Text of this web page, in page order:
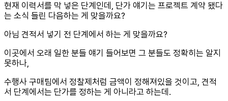
현재 이력서를 막 넣은 단계인데, 단가 얘기는 프로젝트 계약 됐다
는 소식 들린 다음하는 게 맞을까요?
아님 견적서 넣기 전 단계에서 하는 게 맞을까요?
이곳에서 오래 일한 분들 얘기 들어보면 그 분들도 정확히는 알지
못하나,
수행사 구매팀에서 정찰제처럼 금액이 정해져있을 것이고, 견적
서 단계에서는 단가를 정하는 게 아니라고 하는데.